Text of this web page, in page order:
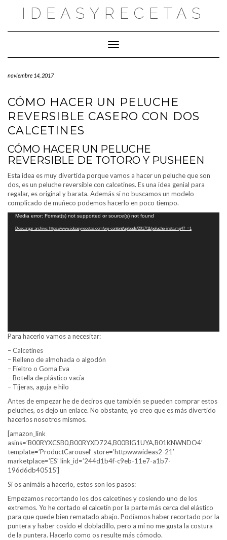
IDEASYRECETAS
Cambiar modo de navegación
noviembre 14, 2017
CÓMO HACER UN PELUCHE
REVERSIBLE CASERO CON DOS
CALCETINES
CÓMO HACER UN PELUCHE
REVERSIBLE DE TOTORO Y PUSHEEN
Esta idea es muy divertida porque vamos a hacer un peluche que son
dos, es un peluche reversible con calcetines. Es una idea genial para
regalar, es original y barata. Además si no buscamos un modelo
complicado de muñeco podemos hacerlo en poco tiempo.
Reproductor
Media error: Format(s) not supported or source(s) not found
Descargar archivo: https://www.ideasyrecetas.com/wp-content/uploads/2017/11/peluche-insta.mp4?_=1
Para hacerlo vamos a necesitar:
– Calcetines
– Relleno de almohada o algodón
– Fieltro o Goma Eva
– Botella de plástico vacía
– Tijeras, aguja e hilo
Antes de empezar he de deciros que también se pueden comprar estos
peluches, os dejo un enlace. No obstante, yo creo que es más divertido
hacerlos nosotros mismos.
[amazon_link
asins=’B00RYXCSB0,B00RYXD724,B00BIG1UYA,B01KNWNDO4′
template=’ProductCarousel’ store=’httpwwwideas2-21′
marketplace=’ES’ link_id=’244d1b4f-c9eb-11e7-a1b7-
196d6db40515′]
Si os animáis a hacerlo, estos son los pasos:
Empezamos recortando los dos calcetines y cosiendo uno de los
extremos. Yo he cortado el calcetín por la parte más cerca del elástico
para que quede bien rematado abajo. Podíamos haber recortado por la
puntera y haber cosido el dobladillo, pero a mi no me gusta la costura
de la puntera. Hacerlo como os resulte más cómodo.